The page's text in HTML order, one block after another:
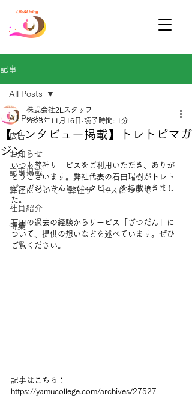
記事
All Posts
広告
お知らせ
記事掲載
弊社について・弊社サービスについて
社員紹介
特集
All Posts
【インタビュー掲載】トレトピマガ
ジン
株式会社2Lスタッフ
2023年11月16日 読了時間: 1分
いつも弊社サービスをご利用いただき、ありが
とうございます。弊社代表の石田瑞樹がトレト
ピマガジンさんにインタビューを掲載頂きまし
た。
石田の過去の経験からサービス「ざつだん」に
ついて、提供の想いなどを述べています。ぜひ
ご覧ください。
記事はこちら：
https://yamucollege.com/archives/27527